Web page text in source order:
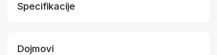
Specifikacije
Dojmovi